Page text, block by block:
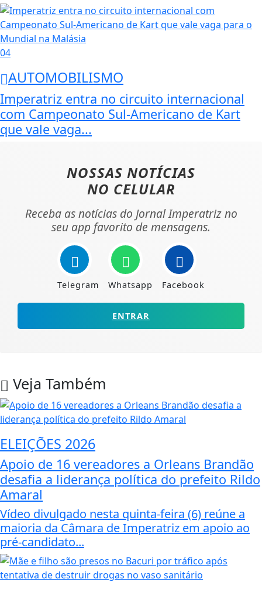
04
AUTOMOBILISMO
Imperatriz entra no circuito internacional
com Campeonato Sul-Americano de Kart
que vale vaga...
NOSSAS NOTÍCIAS
NO CELULAR
Receba as notícias do Jornal Imperatriz no
seu app favorito de mensagens.
Telegram Whatsapp Facebook
ENTRAR
Veja Também
ELEIÇÕES 2026
Apoio de 16 vereadores a Orleans Brandão
desafia a liderança política do prefeito Rildo
Amaral
Vídeo divulgado nesta quinta-feira (6) reúne a
maioria da Câmara de Imperatriz em apoio ao
pré-candidato...